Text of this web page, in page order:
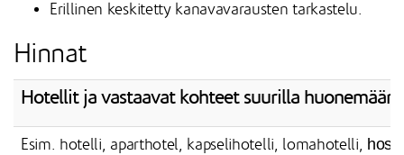
Erillinen keskitetty kanavavarausten tarkastelu.
Hinnat
Hotellit ja vastaavat kohteet suurilla
Esim. hotelli, aparthotel, kapselihotelli, lomahotelli,